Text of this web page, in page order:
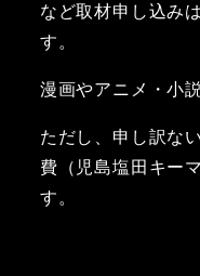
など取材申し込み
す。
漫画やアニメ・小
ただし、申し訳な
費（児島塩田キー
す。